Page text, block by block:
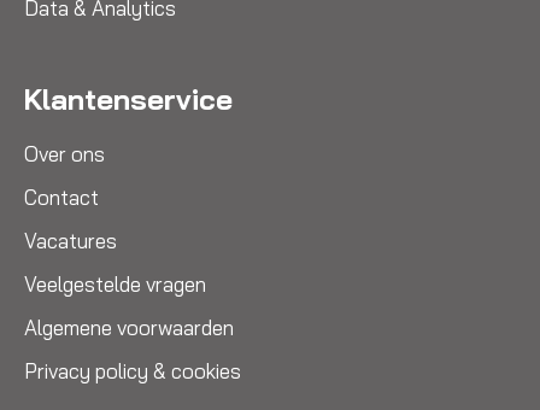
Data & Analytics
Klantenservice
Over ons
Contact
Vacatures
Veelgestelde vragen
Algemene voorwaarden
Privacy policy & cookies